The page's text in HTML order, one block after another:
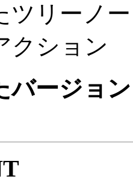
ツリーノ
クション
バージョ